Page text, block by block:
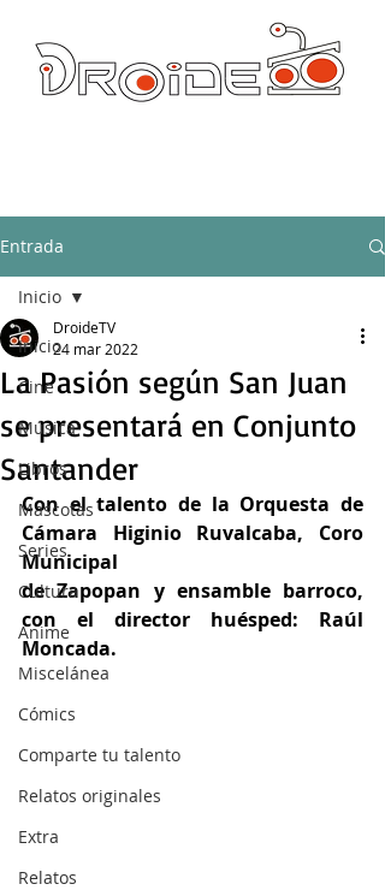
Entrada
Inicio
Cine
Música
Libros
Mascotas
Series
Cultura
Anime
Miscelánea
Cómics
Comparte tu talento
Relatos originales
Extra
Relatos
Inicio
La Pasión según San Juan
se presentará en Conjunto
Santander
DroideTV
24 mar 2022
Con el talento de la Orquesta de
Cámara Higinio Ruvalcaba, Coro
Municipal
de Zapopan y ensamble barroco,
con el director huésped: Raúl
Moncada.